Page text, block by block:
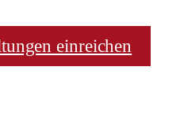
einreichen